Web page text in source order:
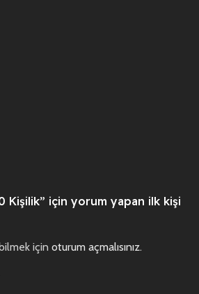
Kişilik” için yorum yapan ilk kişi
için oturum açmalısınız.